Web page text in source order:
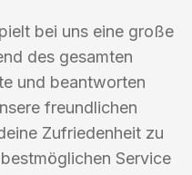
bei uns eine große
des gesamten
und beantworten
freundlichen
Zufriedenheit zu
Service